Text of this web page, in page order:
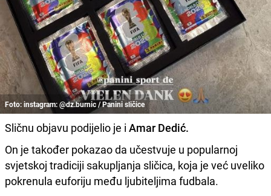
Foto: instagram: @dz.burnic / Panini sličice
Sličnu objavu podijelio je i Amar Dedić.
On je također pokazao da učestvuje u popularnoj
svjetskoj tradiciji sakupljanja sličica, koja je već uveliko
pokrenula euforiju među ljubiteljima fudbala.